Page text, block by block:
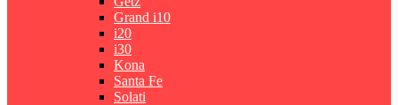
Grand i10
i20
i30
Kona
Santa Fe
Solati